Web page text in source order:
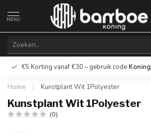
MENU
€5 Korting vanaf €30 – gebruik code Koning
Home / Kunstplant Wit 1Polyester
Kunstplant Wit 1Polyester
(0)